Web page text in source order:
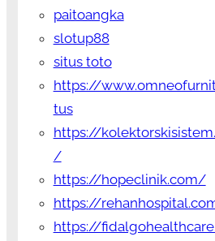
paitoangka
slotup88
situs toto
https://
tus
https://
/
https://hopeclinik.com/
https://
https://